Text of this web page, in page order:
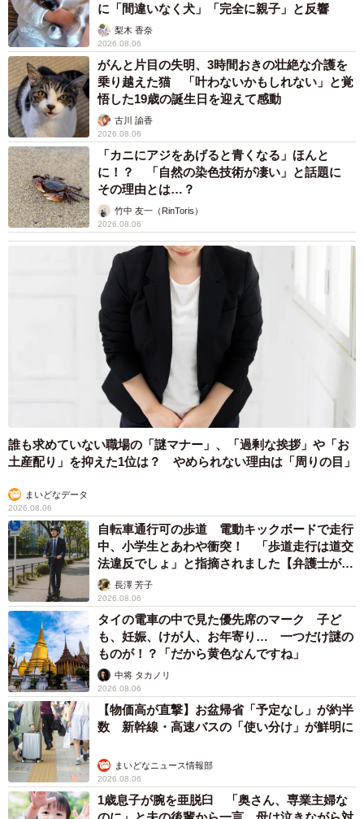
「どうしたら良いか」と考えあぐねたアヤエさんは、実家
に戻った彼氏のお母さんにまず電話してみることにしまし
た。「彼は、これからのことをどう思っていますでしょう
か？ 直接本人話すと喧嘩になりそうなので、お母さんに
お尋ねしたいのですが……」。
そう言うと、彼氏のお母さんは「アヤエさん、ごめんね。
もうあの子はその部屋に帰らないと言ってるのよ。アヤエ
さんがその部屋に住み続けるのなら、それで良いけど、2人
分の部屋だから家賃の負担も大きいだろうし、好きにして
くれて良いわ」と冷たく言い放ったのだそうです。
さらに、最後に痛烈な一言も。「あ、でもトイプードルは
うちで飼うから、その子は引き取りに行くわね」。アヤエ
さんはまた号泣。結果、大好きな彼氏もトイプードルも部
屋も手放すことになったそうですが、その後、彼氏のお母
さんのSNSで飼っていたトイプードルがワンワンワンと元
気に育っている様子を目にしたそうです。
いつもお母さんからフラれる原因は？
5/5
彼氏が悪いのか、「彼氏のお母さん」が悪いのか……
に「間違いなく犬」「完全に親子」と反響
梨木 香奈
2026.08.06
がんと片目の失明、3時間おきの壮絶な介護を
乗り越えた猫 「叶わないかもしれない」と覚
悟した19歳の誕生日を迎えて感動
古川 諭香
2026.08.06
「カニにアジをあげると青くなる」ほんと
に！？ 「自然の染色技術が凄い」と話題に
その理由とは…？
竹中 友一（RinToris）
2026.08.06
誰も求めていない職場の「謎マナー」、「過剰な挨拶」や「お
土産配り」を抑えた1位は？ やめられない理由は「周りの目」
まいどなデータ
2026.08.06
自転車通行可の歩道 電動キックボードで走行
中、小学生とあわや衝突！ 「歩道走行は道交
法違反でしょ」と指摘されました【弁護士が解
説】長澤 芳子
2026.08.06
タイの電車の中で見た優先席のマーク 子ど
も、妊娠、けが人、お年寄り… 一つだけ謎の
ものが！？「だから黄色なんですね」
中将 タカノリ
2026.08.06
【物価高が直撃】お盆帰省「予定なし」が約半
数 新幹線・高速バスの「使い分け」が鮮明に
まいどなニュース情報部
2026.08.06
1歳息子が腕を亜脱臼 「奥さん、専業主婦な